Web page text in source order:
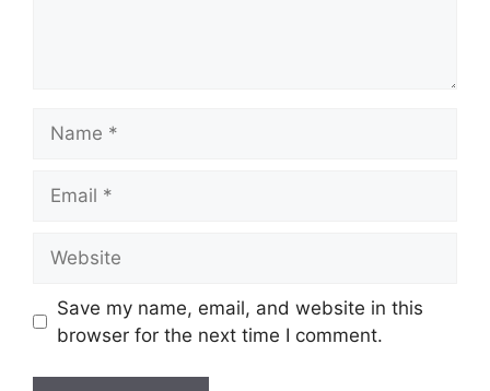
Save my name, email, and website in this
browser for the next time I comment.